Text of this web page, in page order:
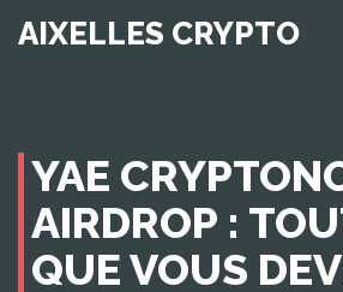
AIXELLES CRYPTO
YAE
AIRDROP :
QUE VOUS